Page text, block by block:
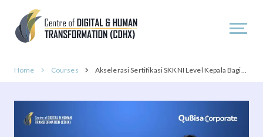
Home Courses Akselerasi Sertifikasi SKKNI Level Kepala Bagian SDM PLUS